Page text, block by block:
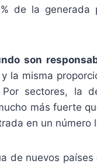
de la generada
son
y la misma
sectores, la
más fuerte
en un número
de nuevos